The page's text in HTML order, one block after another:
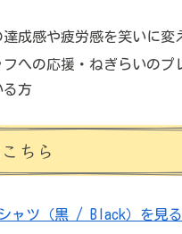
成感や疲労感を笑いに変
への応援・ねぎらいのプ
る方
ちら
ャツ（黒 / Black）を見る